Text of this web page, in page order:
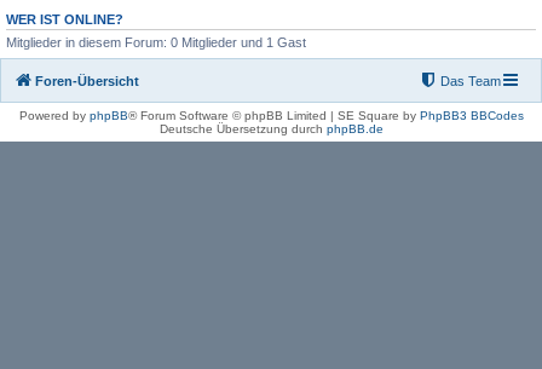
WER IST ONLINE?
Mitglieder in diesem Forum: 0 Mitglieder und 1 Gast
Foren-Übersicht Das Team
Powered by phpBB® Forum Software © phpBB Limited | SE Square by PhpBB3 BBCodes
Deutsche Übersetzung durch phpBB.de